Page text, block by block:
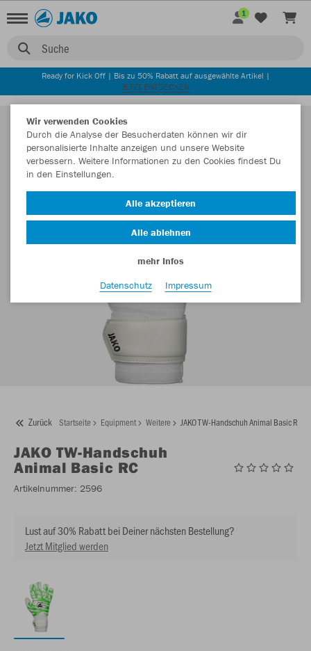
Suche
1
Ready for Kick Off | Bis zu 50% Rabatt auf ausgewählte Artikel |
JETZT ENTDECKEN
Zurück Startseite Equipment Weitere JAKO TW-Handschuh Animal Basic RC
JAKO TW-Handschuh
Animal Basic RC
Artikelnummer: 2596
Lust auf 30% Rabatt bei Deiner nächsten Bestellung?
Jetzt Mitglied werden
Wir verwenden Cookies
Durch die Analyse der Besucherdaten können wir dir
personalisierte Inhalte anzeigen und unsere Website
verbessern. Weitere Informationen zu den Cookies findest Du
in den Einstellungen.
Alle akzeptieren
Alle ablehnen
mehr Infos
Datenschutz
Impressum